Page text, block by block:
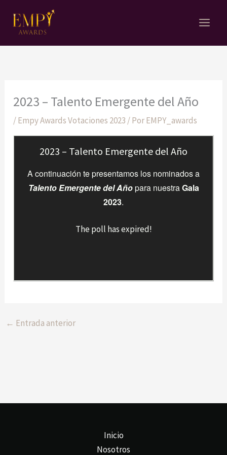
contenido
2023 – Talento Emergente del Año
/Empy Awards Votaciones 2023 / PorEMPY_awards
2023 – Talento Emergente del Año
A continuación te presentamos los nominados a
Talento Emergente del Añopara nuestraGala
2023.
The poll has expired!
← Entrada anterior
Inicio
Nosotros